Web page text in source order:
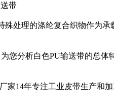
带
处理的涤纶复合织物作为
分析白色PU输送带的总体
14年专注工业皮带生产和